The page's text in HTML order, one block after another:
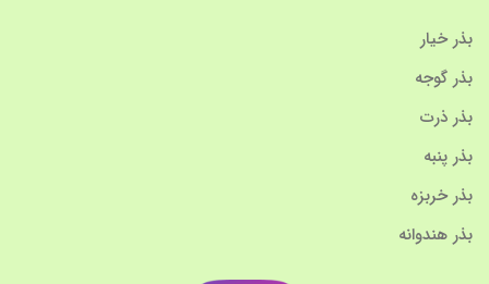
بذر خیار
بذر گوجه
بذر ذرت
بذر پنبه
بذر خربزه
بذر هندوانه